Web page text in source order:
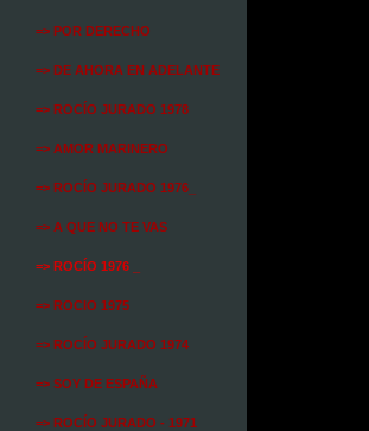
=> POR DERECHO
=> DE AHORA EN ADELANTE
=> ROCÍO JURADO 1978
=> AMOR MARINERO
=> ROCÍO JURADO 1976_
=> A QUE NO TE VAS
=> ROCÍO 1976 _
=> ROCIO 1975
=> ROCÍO JURADO 1974
=> SOY DE ESPAÑA
=> ROCÍO JURADO - 1971